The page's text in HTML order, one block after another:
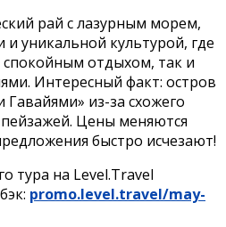
рай с лазурным морем,
уникальной культурой, где
спокойным отдыхом, так и
Интересный факт: остров
из-за схожего
Цены меняются
быстро исчезают!
тура на Level.Travel
promo.level.travel/may-